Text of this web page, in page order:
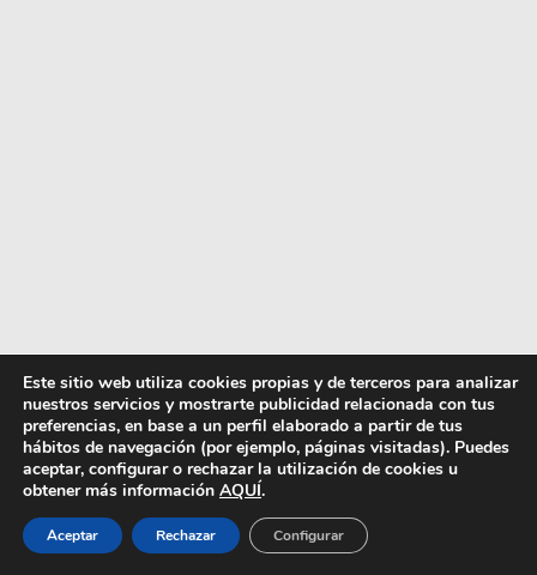
¿Y tu te quieres unir a esta moda tan
extravagante?Porque ya puedes hacerte con
toda esta colección en las tiendas de Bershka o
en supágina web
Este sitio web utiliza cookies propias y de terceros para analizar
nuestros servicios y mostrarte publicidad relacionada con tus
preferencias, en base a un perfil elaborado a partir de tus
hábitos de navegación (por ejemplo, páginas visitadas). Puedes
aceptar, configurar o rechazar la utilización de cookies u
obtener más información AQUÍ.
Aceptar Rechazar Configurar